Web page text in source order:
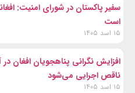
سفیر پاکستان در شورای امنیت:
است
۱۵ اسد ۱۴۰۵
افزایش نگرانی پناهجویان افغان
ناقص اجرایی می‌شود
۱۵ اسد ۱۴۰۵